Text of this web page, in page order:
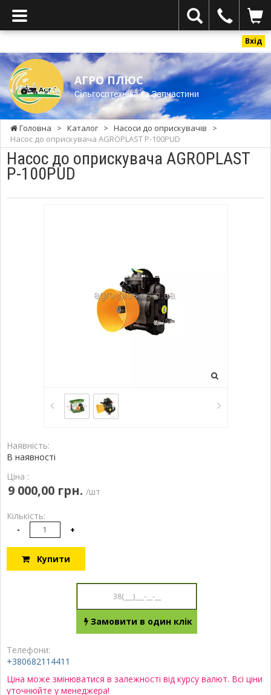
Вхід
АГРО ПЛЮС
Cільгосптехніка та Запчастини
Головна > Каталог > Насоси до оприскувачів
>
Насос до оприскувача AGROPLAST P-100PUD
Насос до оприскувача AGROPLAST
P-100PUD
Наявність:
В наявності
Ціна :
9 000,00 грн. /шт
Кількість:
- +
Купити
Замовити в один клік
Телефони:
+380682114411
Ціна може змінюватися в залежності від курсу валют. Всі ціни
уточнюйте у менеджера!